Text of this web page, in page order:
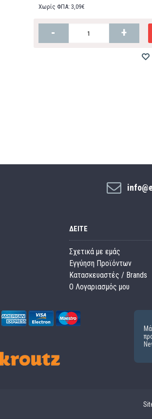
Χωρίς ΦΠΑ: 3,09€
- +
ΔΕΊΤΕ
Σχετικά με εμάς
Εγγύηση Προϊόντων
Κατασκευαστές / Brands
O Λογαριασμός μου